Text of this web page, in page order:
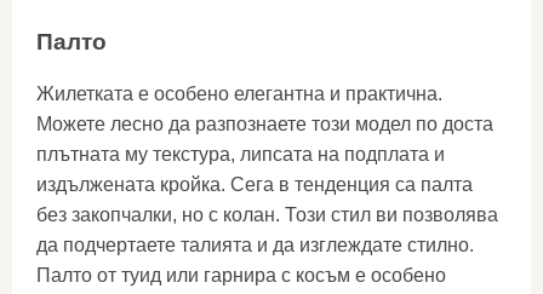
Палто
Жилетката е особено елегантна и практична.
Можете лесно да разпознаете този модел по доста
плътната му текстура, липсата на подплата и
издължената кройка. Сега в тенденция са палта
без закопчалки, но с колан. Този стил ви позволява
да подчертаете талията и да изглеждате стилно.
Палто от туид или гарнира с косъм е особено